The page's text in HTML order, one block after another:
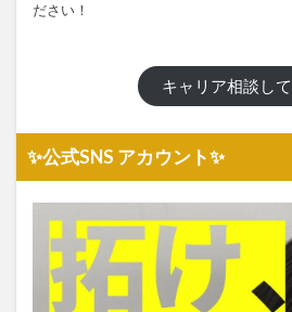
ださい！
キャリア相談し
✨公式SNS アカウント✨